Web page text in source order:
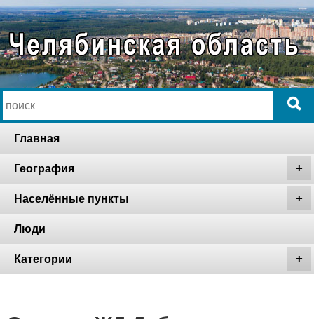
Главная
География
Населённые пункты
Люди
Категории